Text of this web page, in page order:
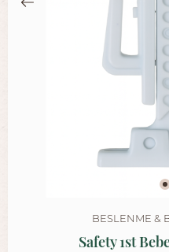
BESLENME &
Safety 1st